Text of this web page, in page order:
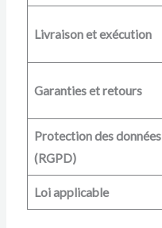
Livraison et exécution
Garanties et retours
Protection des données
(RGPD)
Loi applicable